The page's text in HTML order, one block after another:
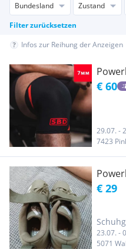
Bundesland Zustand
Filter zurücksetzen
Infos zur Reihung der Anzeigen
€ 60
29.07. -
7423
€ 29
23.07. -
5071